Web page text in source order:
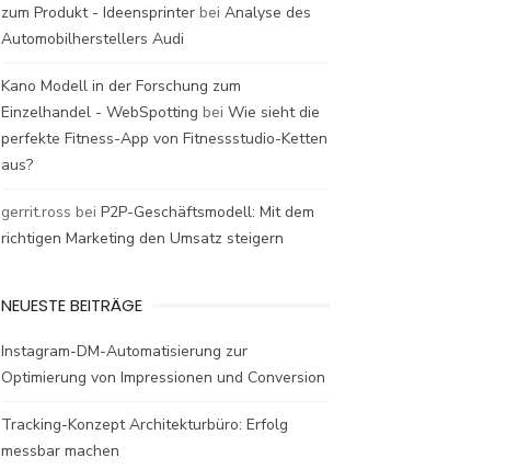
zum Produkt - Ideensprinter bei Analyse des
Automobilherstellers Audi
Kano Modell in der Forschung zum
Einzelhandel - WebSpotting bei Wie sieht die
perfekte Fitness-App von Fitnessstudio-Ketten
aus?
gerrit.ross bei P2P-Geschäftsmodell: Mit dem
richtigen Marketing den Umsatz steigern
NEUESTE BEITRÄGE
Instagram-DM-Automatisierung zur
Optimierung von Impressionen und Conversion
Tracking-Konzept Architekturbüro: Erfolg
messbar machen